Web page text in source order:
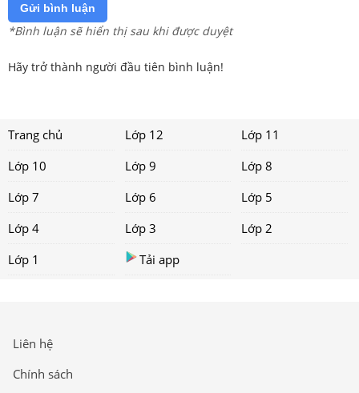
Gửi bình luận
*Bình luận sẽ hiển thị sau khi được duyệt
Hãy trở thành người đầu tiên bình luận!
Trang chủ Lớp 12
Lớp 11
Lớp 10
Lớp 9
Lớp 8
Lớp 7
Lớp 6
Lớp 5
Lớp 4
Lớp 3
Lớp 2
Lớp 1
Tải app
Liên hệ
Chính sách